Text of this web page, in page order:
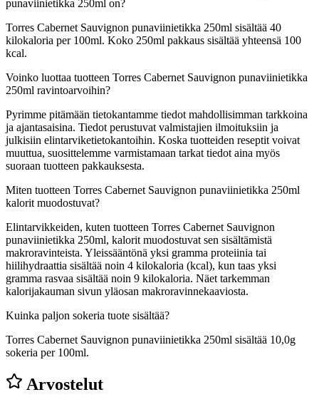
punaviinietikka 250ml on?
Torres Cabernet Sauvignon punaviinietikka 250ml sisältää 40
kilokaloria per 100ml. Koko 250ml pakkaus sisältää yhteensä 100
kcal.
Voinko luottaa tuotteen Torres Cabernet Sauvignon punaviinietikka
250ml ravintoarvoihin?
Pyrimme pitämään tietokantamme tiedot mahdollisimman tarkkoina
ja ajantasaisina. Tiedot perustuvat valmistajien ilmoituksiin ja
julkisiin elintarviketietokantoihin. Koska tuotteiden reseptit voivat
muuttua, suosittelemme varmistamaan tarkat tiedot aina myös
suoraan tuotteen pakkauksesta.
Miten tuotteen Torres Cabernet Sauvignon punaviinietikka 250ml
kalorit muodostuvat?
Elintarvikkeiden, kuten tuotteen Torres Cabernet Sauvignon
punaviinietikka 250ml, kalorit muodostuvat sen sisältämistä
makroravinteista. Yleissääntönä yksi gramma proteiinia tai
hiilihydraattia sisältää noin 4 kilokaloria (kcal), kun taas yksi
gramma rasvaa sisältää noin 9 kilokaloria. Näet tarkemman
kalorijakauman sivun yläosan makroravinnekaaviosta.
Kuinka paljon sokeria tuote sisältää?
Torres Cabernet Sauvignon punaviinietikka 250ml sisältää 10,0g
sokeria per 100ml.
Arvostelut